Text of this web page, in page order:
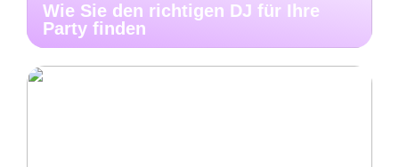
Wie Sie den richtigen DJ für Ihre
Party finden